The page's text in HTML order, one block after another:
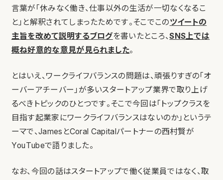
言葉が「休みなく働き、仕事以外の生活が一切なくなるこ
と」と解釈されてしまったためです。そこでこのツイートの
主旨を改めて説明するブログを書いたところ、SNS上では
概ね好意的な意見が見られました。
とはいえ、ワークライフバランスの問題は、頑張りすぎの「オ
ーバーアチーバー」が多いスタートアップ業界で取り上げ
るべきトピックのひとつです。そこで今回は「トップクラスを
目指す起業家にワークライフバランスはないのか」というテ
ーマで、JamesとCoral Capitalパートナーの西村賢が
YouTubeで語りました。
なお、今回の話はスタートアップで働く従業員ではなく、取